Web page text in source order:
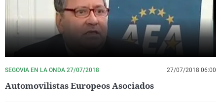
SEGOVIA EN LA ONDA 27/07/2018 27/07/2018 06:00
Automovilistas Europeos Asociados